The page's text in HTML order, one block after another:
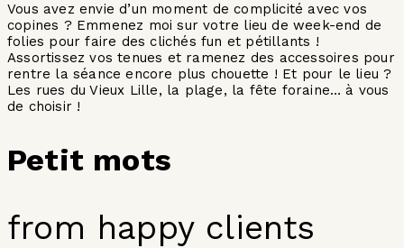
Vous avez envie d’un moment de complicité avec vos
copines ? Emmenez moi sur votre lieu de week-end de
folies pour faire des clichés fun et pétillants !
Assortissez vos tenues et ramenez des accessoires pour
rentre la séance encore plus chouette ! Et pour le lieu ?
Les rues du Vieux Lille, la plage, la fête foraine… à vous
de choisir !
Petit mots
from happy clients